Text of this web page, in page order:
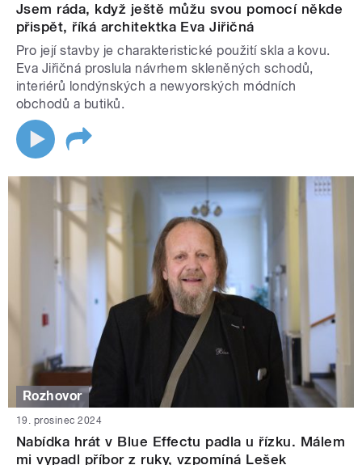
Jsem ráda, když ještě můžu svou pomocí někde
přispět, říká architektka Eva Jiřičná
Pro její stavby je charakteristické použití skla a kovu.
Eva Jiřičná proslula návrhem skleněných schodů,
interiérů londýnských a newyorských módních
obchodů a butiků.
Rozhovor
19. prosinec 2024
Nabídka hrát v Blue Effectu padla u řízku. Málem
mi vypadl příbor z ruky, vzpomíná Lešek